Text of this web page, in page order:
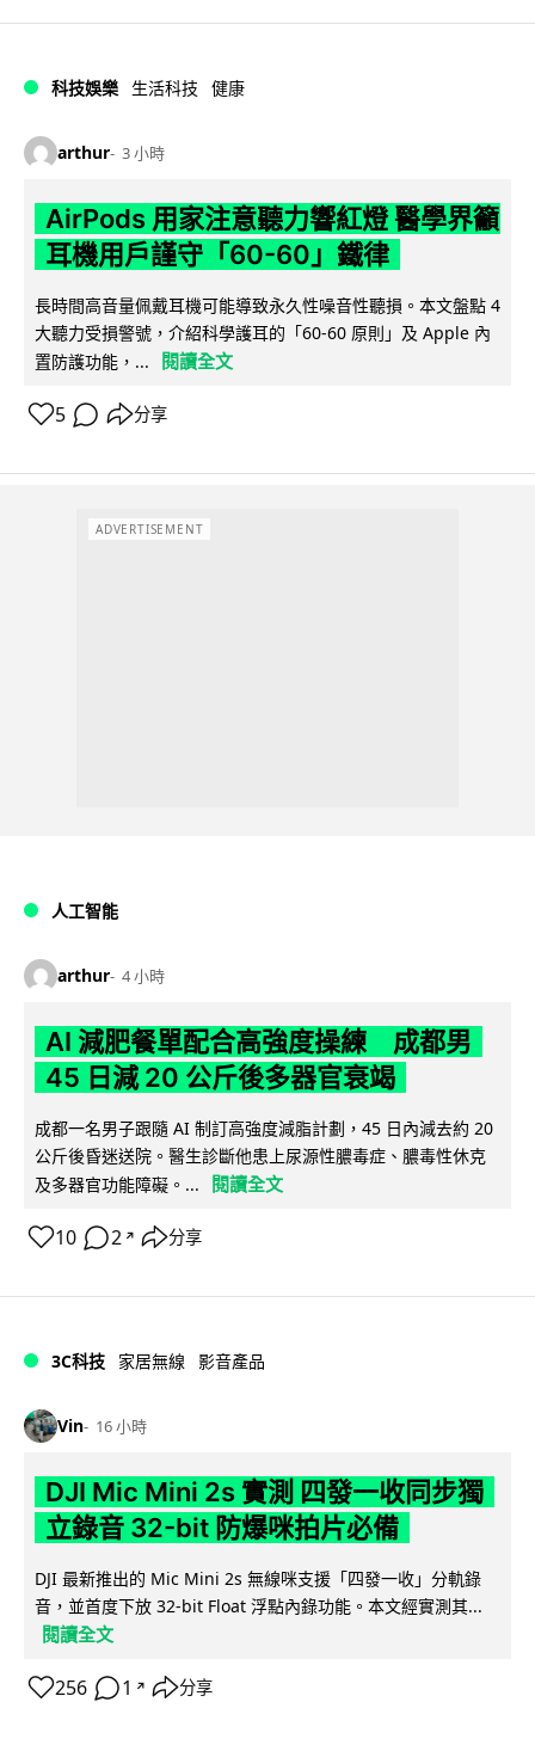
科技娛樂 生活科技 健康
arthur 3 小時
AirPods 用家注意聽力響紅燈 醫學界籲
耳機用戶謹守「60-60」鐵律
長時間高音量佩戴耳機可能導致永久性噪音性聽損。本文盤點 4
大聽力受損警號，介紹科學護耳的「60-60 原則」及 Apple 內
置防護功能，...
閱讀全文
5 分享
ADVERTISEMENT
人工智能
arthur 4 小時
AI 減肥餐單配合高強度操練 成都男
45 日減 20 公斤後多器官衰竭
成都一名男子跟隨 AI 制訂高強度減脂計劃，45 日內減去約 20
公斤後昏迷送院。醫生診斷他患上尿源性膿毒症、膿毒性休克
及多器官功能障礙。...
閱讀全文
10 2 ↗ 分享
3C科技 家居無線 影音產品
Vin 16 小時
DJI Mic Mini 2s 實測 四發一收同步獨
立錄音 32-bit 防爆咪拍片必備
DJI 最新推出的 Mic Mini 2s 無線咪支援「四發一收」分軌錄
音，並首度下放 32-bit Float 浮點內錄功能。本文經實測其...
閱讀全文
256 1 ↗ 分享